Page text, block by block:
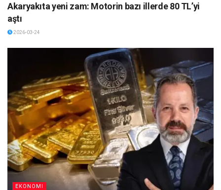
Akaryakıta yeni zam: Motorin bazı illerde 80 TL’yi
aştı
2026-03-24
EKONOMI